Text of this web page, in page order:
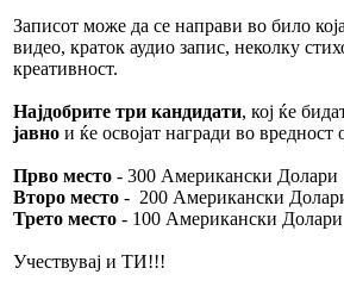
Записот може да се направи во било
видео, краток аудио запис, неколку
креативност.
Најдобрите три кандидати, кој ќе
јавно и ќе освојат награди во вредност
Прво место - 300 Американски Долари
Второ место - 200 Американски
Трето место - 100 Американски Долари
Учествувај и ТИ!!!